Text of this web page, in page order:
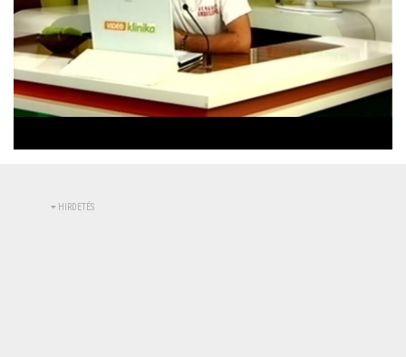
kikapcsolva
0%
0%
HIRDETÉS